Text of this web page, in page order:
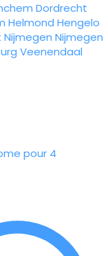
Dordrecht
Helmond Hengelo
Nijmegen Nijmegen
Veenendaal
pour 4